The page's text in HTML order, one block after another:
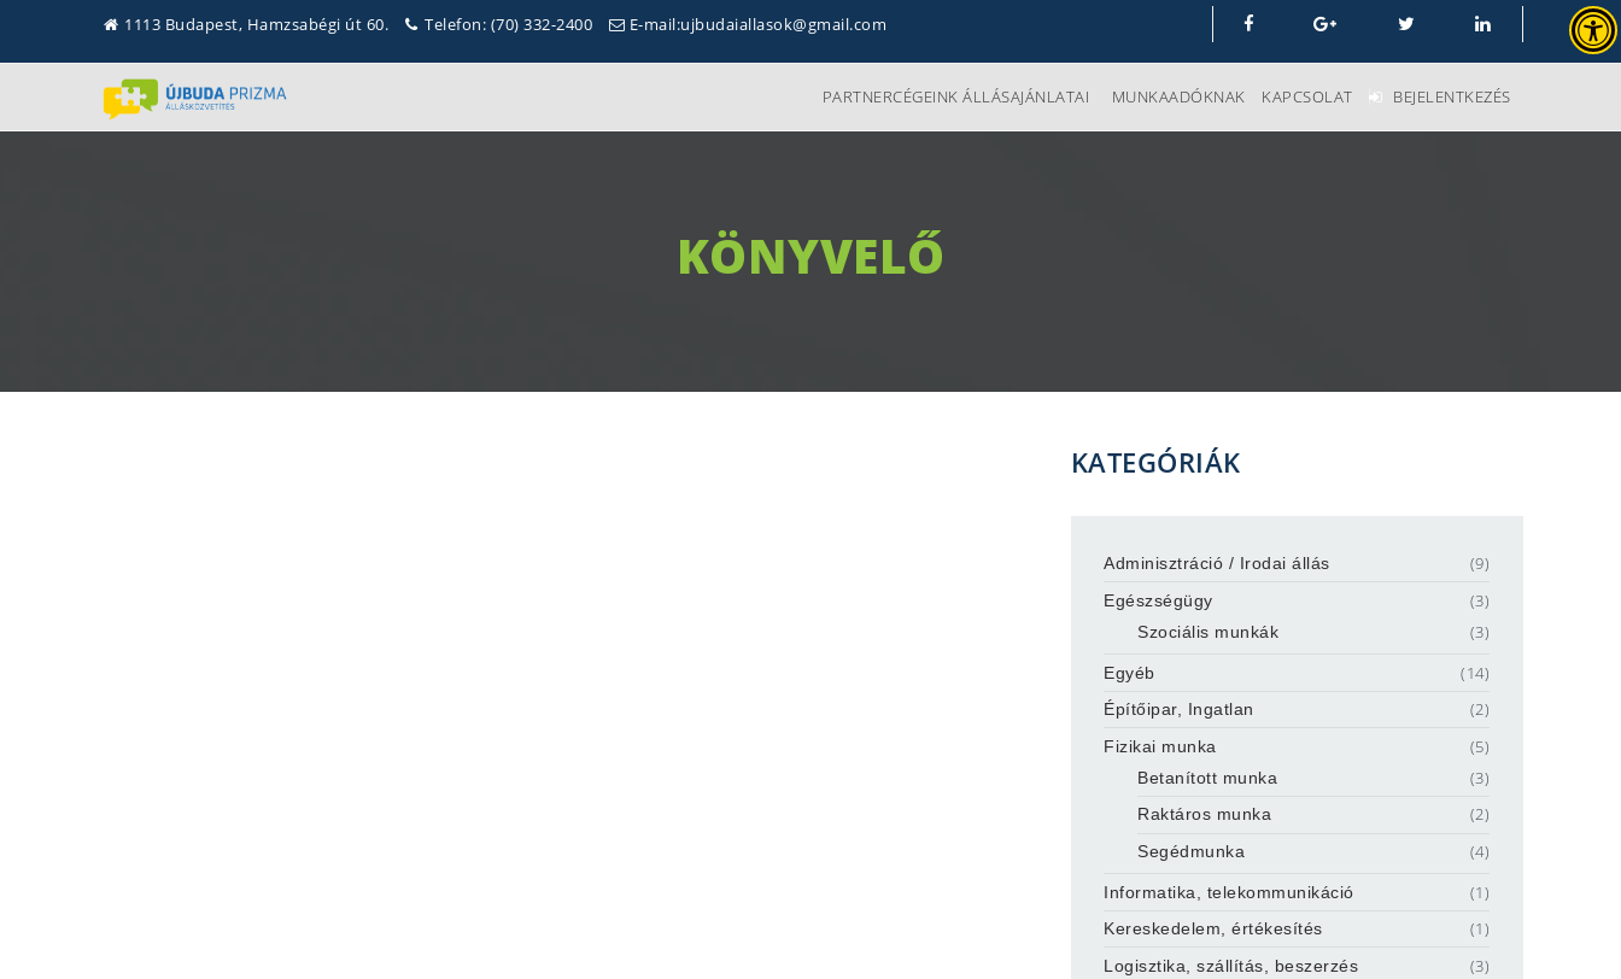
1113 Budapest, Hamzsabégi út 60. Telefon: (70) 332-2400 E-mail:ujbudaiallasok@gmail.com
PARTNERCÉGEINK ÁLLÁSAJÁNLATAI MUNKAADÓKNAK KAPCSOLAT BEJELENTKEZÉS
KÖNYVELŐ
KATEGÓRIÁK
Adminisztráció / Irodai állás (9)
Egészségügy (3)
Szociális munkák (3)
Egyéb (14)
Építőipar, Ingatlan (2)
Fizikai munka (5)
Betanított munka (3)
Raktáros munka (2)
Segédmunka (4)
Informatika, telekommunikáció (1)
Kereskedelem, értékesítés (1)
Logisztika, szállítás, beszerzés (3)